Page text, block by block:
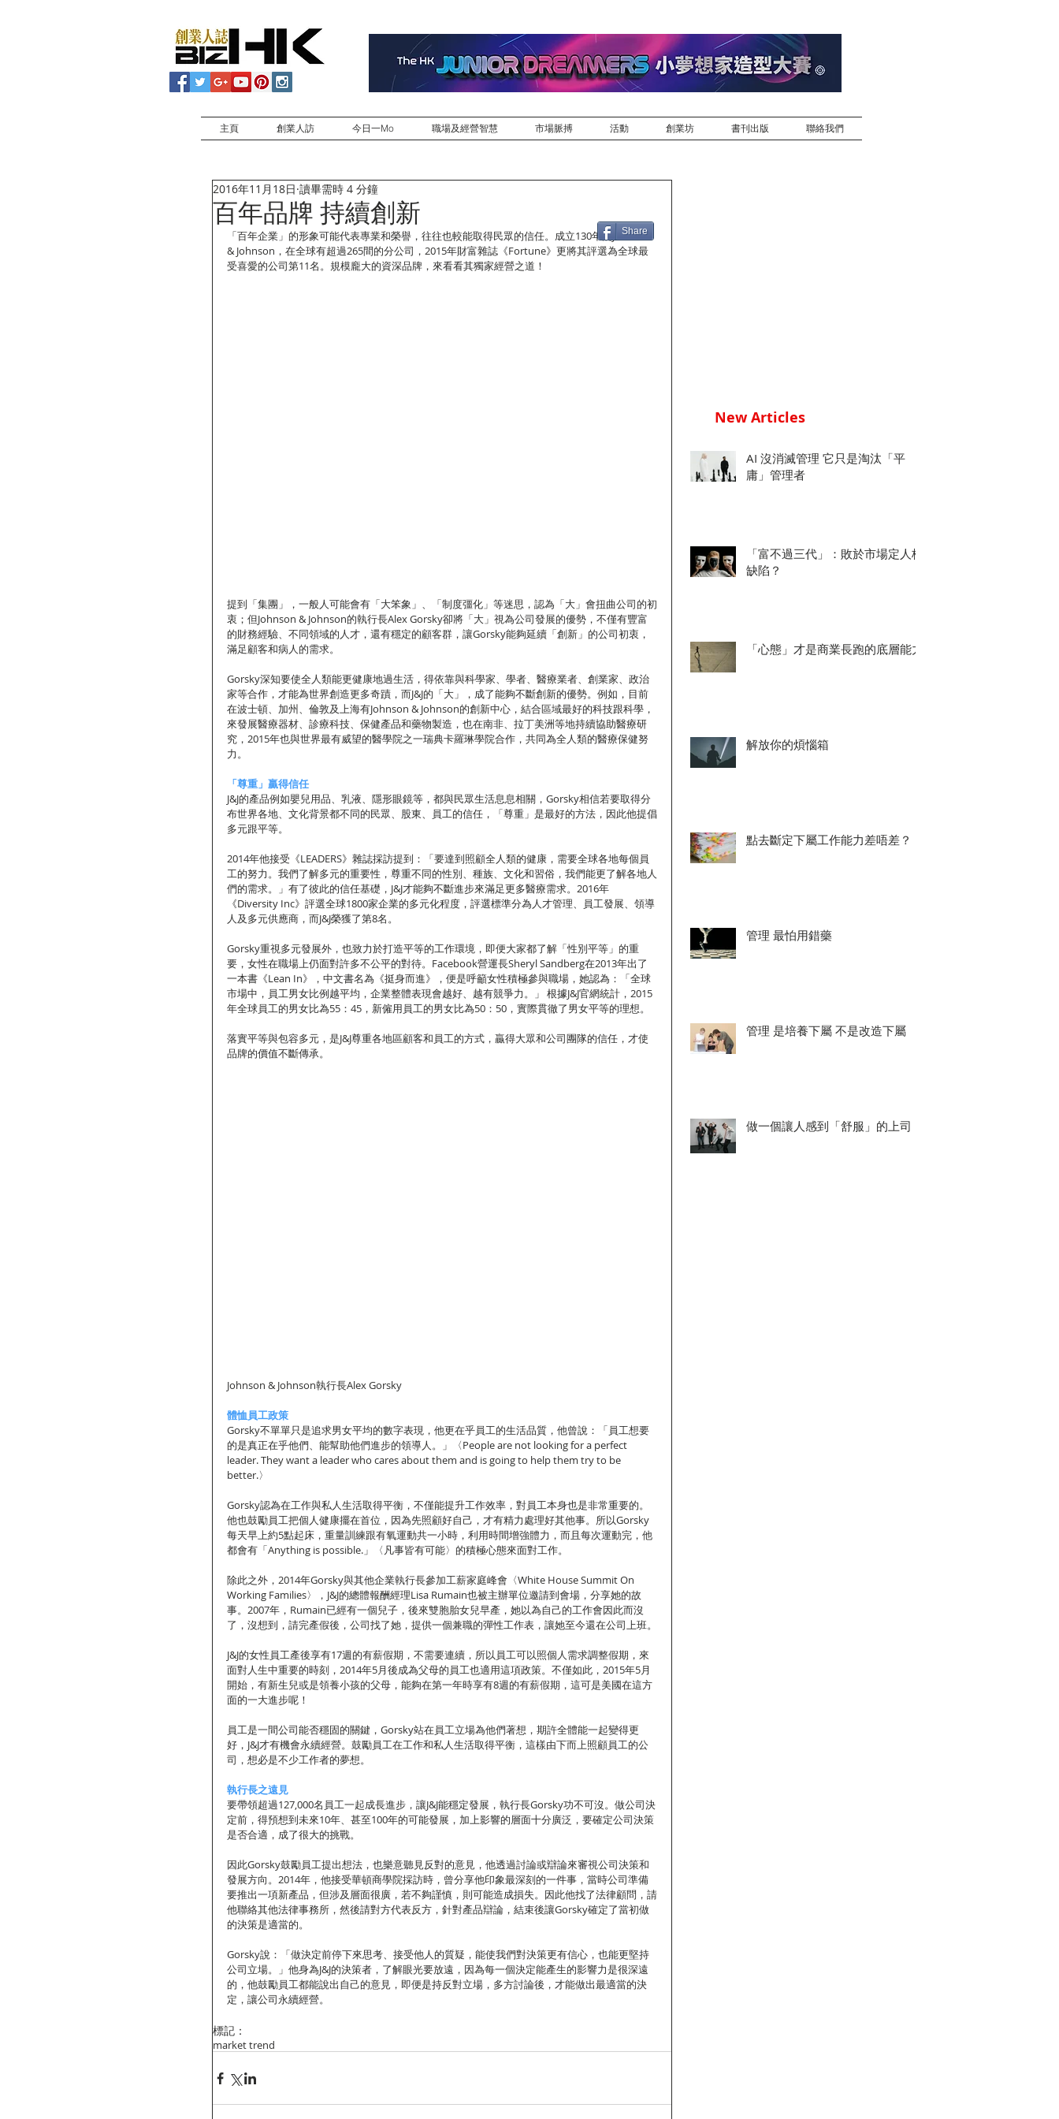
主頁 創業人訪 今日一Mo 職場及經營智慧 市場脈搏 活動 創業坊 書刊出版 聯絡我們
百年品牌 持續創新
2016年11月18日 讀畢需時 4 分鐘
「百年企業」的形象可能代表專業和榮譽，往往也較能取得民眾的信任。成立130年的Johnson
& Johnson，在全球有超過265間的分公司，2015年財富雜誌《Fortune》更將其評選為全球最
受喜愛的公司第11名。規模龐大的資深品牌，來看看其獨家經營之道！
提到「集團」，一般人可能會有「大笨象」、「制度彊化」等迷思，認為「大」會扭曲公司的初
衷；但Johnson & Johnson的執行長Alex Gorsky卻將「大」視為公司發展的優勢，不僅有豐富
的財務經驗、不同領域的人才，還有穩定的顧客群，讓Gorsky能夠延續「創新」的公司初衷，
滿足顧客和病人的需求。
Gorsky深知要使全人類能更健康地過生活，得依靠與科學家、學者、醫療業者、創業家、政治
家等合作，才能為世界創造更多奇蹟，而J&J的「大」，成了能夠不斷創新的優勢。例如，目前
在波士頓、加州、倫敦及上海有Johnson & Johnson的創新中心，結合區域最好的科技跟科學，
來發展醫療器材、診療科技、保健產品和藥物製造，也在南非、拉丁美洲等地持續協助醫療研
究，2015年也與世界最有威望的醫學院之一瑞典卡羅琳學院合作，共同為全人類的醫療保健努
力。
「尊重」贏得信任
J&J的產品例如嬰兒用品、乳液、隱形眼鏡等，都與民眾生活息息相關，Gorsky相信若要取得分
布世界各地、文化背景都不同的民眾、股東、員工的信任，「尊重」是最好的方法，因此他提倡
多元跟平等。
2014年他接受《LEADERS》雜誌採訪提到：「要達到照顧全人類的健康，需要全球各地每個員
工的努力。我們了解多元的重要性，尊重不同的性別、種族、文化和習俗，我們能更了解各地人
們的需求。」有了彼此的信任基礎，J&J才能夠不斷進步來滿足更多醫療需求。2016年
《Diversity Inc》評選全球1800家企業的多元化程度，評選標準分為人才管理、員工發展、領導
人及多元供應商，而J&J榮獲了第8名。
Gorsky重視多元發展外，也致力於打造平等的工作環境，即便大家都了解「性別平等」的重
要，女性在職場上仍面對許多不公平的對待。Facebook營運長Sheryl Sandberg在2013年出了
一本書《Lean In》，中文書名為《挺身而進》，便是呼籲女性積極參與職場，她認為：「全球
市場中，員工男女比例越平均，企業整體表現會越好、越有競爭力。」 根據J&J官網統計，2015
年全球員工的男女比為55：45，新僱用員工的男女比為50：50，實際貫徹了男女平等的理想。
落實平等與包容多元，是J&J尊重各地區顧客和員工的方式，贏得大眾和公司團隊的信任，才使
品牌的價值不斷傳承。
Johnson & Johnson執行長Alex Gorsky
體恤員工政策
Gorsky不單單只是追求男女平均的數字表現，他更在乎員工的生活品質，他曾說：「員工想要
的是真正在乎他們、能幫助他們進步的領導人。」〈People are not looking for a perfect
leader. They want a leader who cares about them and is going to help them try to be
better.〉
Gorsky認為在工作與私人生活取得平衡，不僅能提升工作效率，對員工本身也是非常重要的。
他也鼓勵員工把個人健康擺在首位，因為先照顧好自己，才有精力處理好其他事。所以Gorsky
每天早上約5點起床，重量訓練跟有氧運動共一小時，利用時間增強體力，而且每次運動完，他
都會有「Anything is possible.」〈凡事皆有可能〉的積極心態來面對工作。
除此之外，2014年Gorsky與其他企業執行長參加工薪家庭峰會〈White House Summit On
Working Families〉，J&J的總體報酬經理Lisa Rumain也被主辦單位邀請到會場，分享她的故
事。2007年，Rumain已經有一個兒子，後來雙胞胎女兒早產，她以為自己的工作會因此而沒
了，沒想到，請完產假後，公司找了她，提供一個兼職的彈性工作表，讓她至今還在公司上班。
J&J的女性員工產後享有17週的有薪假期，不需要連續，所以員工可以照個人需求調整假期，來
面對人生中重要的時刻，2014年5月後成為父母的員工也適用這項政策。不僅如此，2015年5月
開始，有新生兒或是領養小孩的父母，能夠在第一年時享有8週的有薪假期，這可是美國在這方
面的一大進步呢！
員工是一間公司能否穩固的關鍵，Gorsky站在員工立場為他們著想，期許全體能一起變得更
好，J&J才有機會永續經營。鼓勵員工在工作和私人生活取得平衡，這樣由下而上照顧員工的公
司，想必是不少工作者的夢想。
執行長之遠見
要帶領超過127,000名員工一起成長進步，讓J&J能穩定發展，執行長Gorsky功不可沒。做公司決
定前，得預想到未來10年、甚至100年的可能發展，加上影響的層面十分廣泛，要確定公司決策
是否合適，成了很大的挑戰。
因此Gorsky鼓勵員工提出想法，也樂意聽見反對的意見，他透過討論或辯論來審視公司決策和
發展方向。2014年，他接受華頓商學院採訪時，曾分享他印象最深刻的一件事，當時公司準備
要推出一項新產品，但涉及層面很廣，若不夠謹慎，則可能造成損失。因此他找了法律顧問，請
他聯絡其他法律事務所，然後請對方代表反方，針對產品辯論，結束後讓Gorsky確定了當初做
的決策是適當的。
Gorsky說：「做決定前停下來思考、接受他人的質疑，能使我們對決策更有信心，也能更堅持
公司立場。」他身為J&J的決策者，了解眼光要放遠，因為每一個決定能產生的影響力是很深遠
的，他鼓勵員工都能說出自己的意見，即便是持反對立場，多方討論後，才能做出最適當的決
定，讓公司永續經營。
標記：
market trend
Share
New Articles
AI 沒消滅管理 它只是淘汰「平
庸」管理者
「富不過三代」：敗於市場定人格
缺陷？
「心態」才是商業長跑的底層能力
解放你的煩惱箱
點去斷定下屬工作能力差唔差？
管理 最怕用錯藥
管理 是培養下屬 不是改造下屬
做一個讓人感到「舒服」的上司